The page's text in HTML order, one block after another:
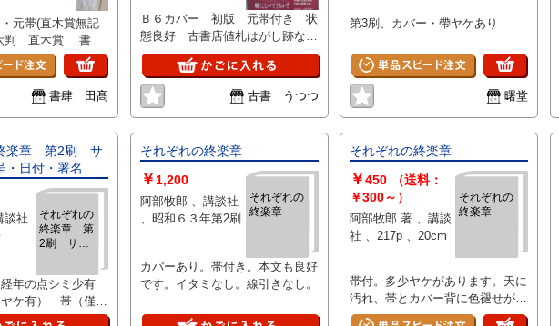
元帯(直木賞無記
直木賞 書影
当店サイトからご
ます→
items/55426831
書肆 田髙
Ｂ６カバー 初版 元帯付き 状
態良好 古書店値札はがし跡な
し 直木賞受賞作
古書 うつつ
第3刷、カバー・帶ヤケあり
曙堂
楽章 第2刷 サ
・日付・署名
それぞれの
終楽章 第
2刷 サイ
呈・日付・
署名
年の点シミ少有
ケ有） 帯（僅か
ヤケ有）
それぞれの終楽章
それぞれの
終楽章
￥ 1,200
阿部牧郎 、講談社
、昭和６３年第2刷
カバーあり。帯付き。本文も良好
です。イタミなし。線引きなし。
それぞれの終楽章
それぞれの
終楽章
￥450
（送料：
￥300～）
阿部牧郎 著 、講談
社 、217p 、20cm
帯付。多少ヤケがあります。天に
汚れ、帯とカバー背に色褪せがあ
ります。